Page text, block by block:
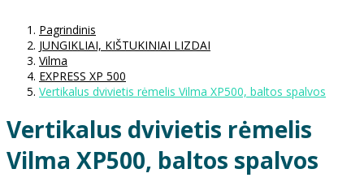
Pagrindinis
JUNGIKLIAI, KIŠTUKINIAI LIZDAI
Vilma
EXPRESS XP 500
Vertikalus dvivietis rėmelis Vilma XP500, baltos spalvos
Vertikalus dvivietis rėmelis
Vilma XP500, baltos spalvos